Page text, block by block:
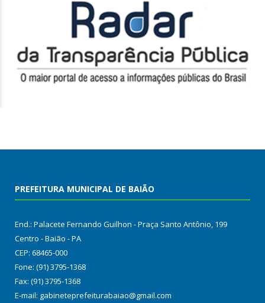
PREFEITURA MUNICIPAL DE BAIÃO
End.: Palacete Fernando Guilhon - Praça Santo Antônio, 199
Centro - Baião - PA
CEP: 68465-000
Fone: (91) 3795-1368
Fax: (91) 3795-1368
E-mail: gabineteprefeiturabaiao@gmail.com